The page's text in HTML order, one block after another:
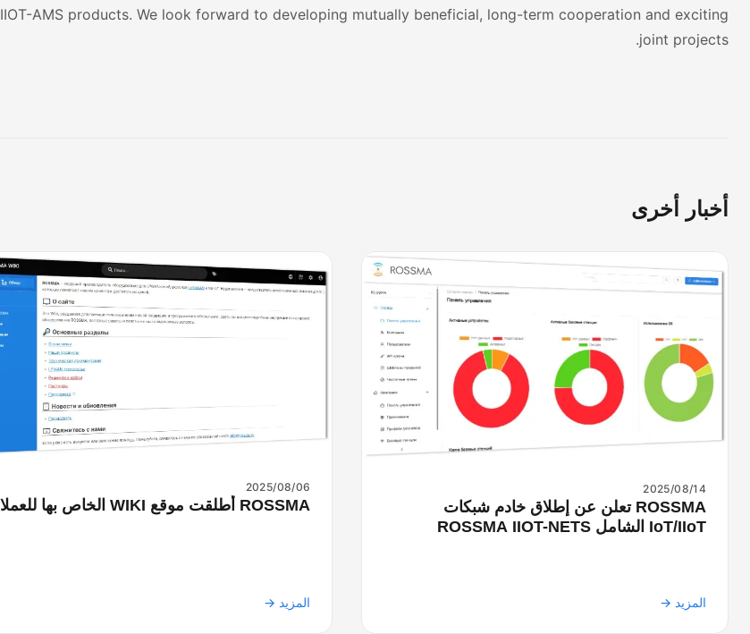
IIOT-AMS products. We look forward to developing mutually beneficial, long-term cooperation and exciting
joint projects.
أخبار أخرى
2025/08/14
ROSSMA تعلن عن إطلاق خادم شبكات
IoT/IIoT الشامل ROSSMA IIOT-NETS
المزيد →
2025/08/06
ROSSMA أطلقت موقع WIKI الخاص بها للعملاء
المزيد →